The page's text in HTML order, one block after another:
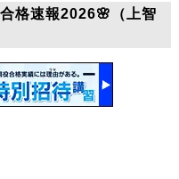
格速報2026🌸（上智